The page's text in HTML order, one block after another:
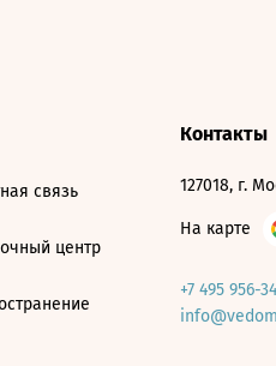
связь
центр
Контакты
127018, г.
На карте
+7 495 956-